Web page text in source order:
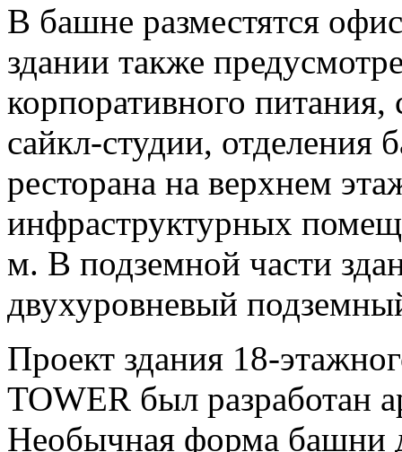
В башне разместятся
здании также
корпоративного
сайкл-студии, отделения
ресторана на верхнем
инфраструктурных
м. В подземной части
двухуровневый
Проект здания 18-
TOWER был разработан
Необычная форма башни